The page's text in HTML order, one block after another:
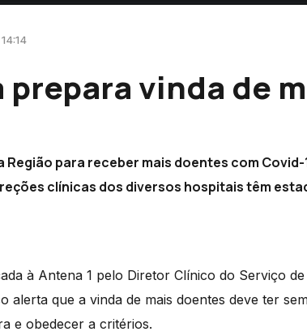
prepara vinda de
Região para receber mais doentes com
clínicas dos diversos hospitais têm
à Antena 1 pelo Diretor Clínico do Serviço
alerta que a vinda de mais doentes deve ter
e obedecer a critérios.